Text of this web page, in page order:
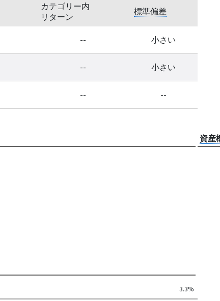
カテゴリー内
リターン
標準偏差
-- 小さい
-- 小さい
-- --
資産
3.3%